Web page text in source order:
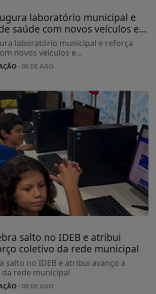
laboratório municipal e
saúde com novos veículos e...
laboratório municipal e reforça
novos veículos e...
- 08 DE AGO
salto no IDEB e atribui
coletivo da rede municipal
salto no IDEB e atribui avanço a
rede municipal
- 08 DE AGO